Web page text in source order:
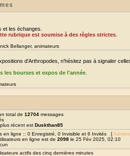
et les échanges.
rubrique est soumise à des règles strictes
Bellanger, animateurs
d'Arthropodes, n'hésitez pas à signaler
les bourses et expos de l'année
total de 12704 messages
récent est Duskthan85
en ligne :: 0 Enregistré, 0 Invisible et 6 Invités [
en ligne est de 2098 le 25 Fév 2025, 02:10
actifs des cinq dernières minutes